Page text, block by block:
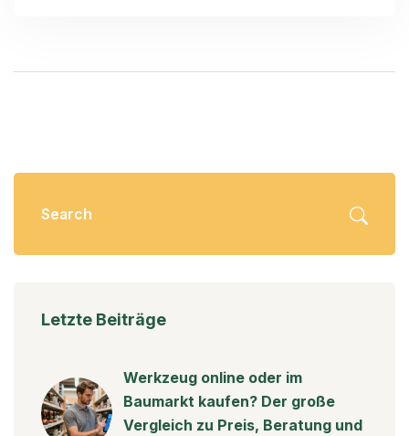
Letzte Beiträge
Werkzeug online oder im
Baumarkt kaufen? Der große
Vergleich zu Preis, Beratung und